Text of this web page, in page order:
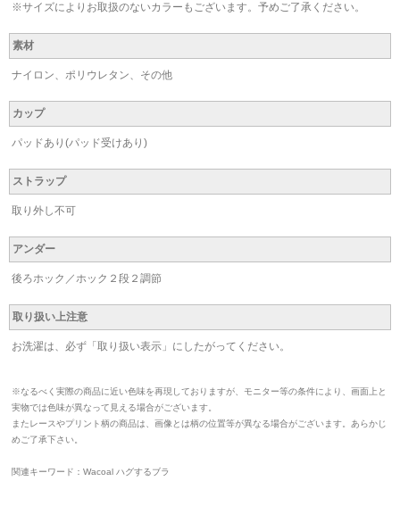
※サイズによりお取扱のないカラーもございます。予めご了承ください。
素材
ナイロン、ポリウレタン、その他
カップ
パッドあり(パッド受けあり)
ストラップ
取り外し不可
アンダー
後ろホック／ホック２段２調節
取り扱い上注意
お洗濯は、必ず「取り扱い表示」にしたがってください。
※なるべく実際の商品に近い色味を再現しておりますが、モニター等の条件により、画面上と
実物では色味が異なって見える場合がございます。
またレースやプリント柄の商品は、画像とは柄の位置等が異なる場合がございます。あらかじ
めご了承下さい。
関連キーワード：Wacoal ハグするブラ